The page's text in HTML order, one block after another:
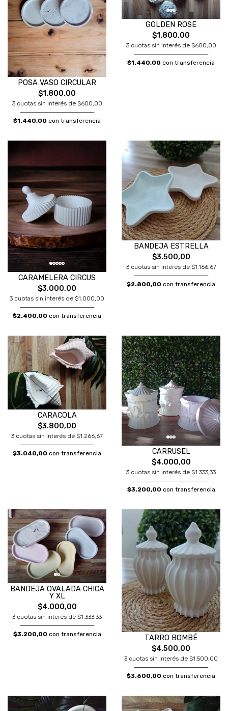
POSA VASO CIRCULAR
$1.800,00
3 cuotas sin interés de $600,00
$1.440,00 con transferencia
GOLDEN ROSE
$1.800,00
3 cuotas sin interés de $600,00
$1.440,00 con transferencia
CARAMELERA CIRCUS
$3.000,00
3 cuotas sin interés de $1.000,00
$2.400,00 con transferencia
BANDEJA ESTRELLA
$3.500,00
3 cuotas sin interés de $1.166,67
$2.800,00 con transferencia
CARACOLA
$3.800,00
3 cuotas sin interés de $1.266,67
$3.040,00 con transferencia
CARRUSEL
$4.000,00
3 cuotas sin interés de $1.333,33
$3.200,00 con transferencia
BANDEJA OVALADA CHICA
Y XL
$4.000,00
3 cuotas sin interés de $1.333,33
$3.200,00 con transferencia
TARRO BOMBÉ
$4.500,00
3 cuotas sin interés de $1.500,00
$3.600,00 con transferencia